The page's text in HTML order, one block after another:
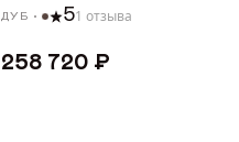
ДУБ 51 отзыва
258 720 ₽